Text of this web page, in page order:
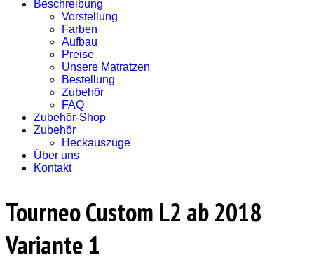
Beschreibung
Vorstellung
Farben
Aufbau
Preise
Unsere Matratzen
Bestellung
Zubehör
FAQ
Zubehör-Shop
Zubehör
Heckauszüge
Über uns
Kontakt
Tourneo Custom L2 ab 2018
Variante 1